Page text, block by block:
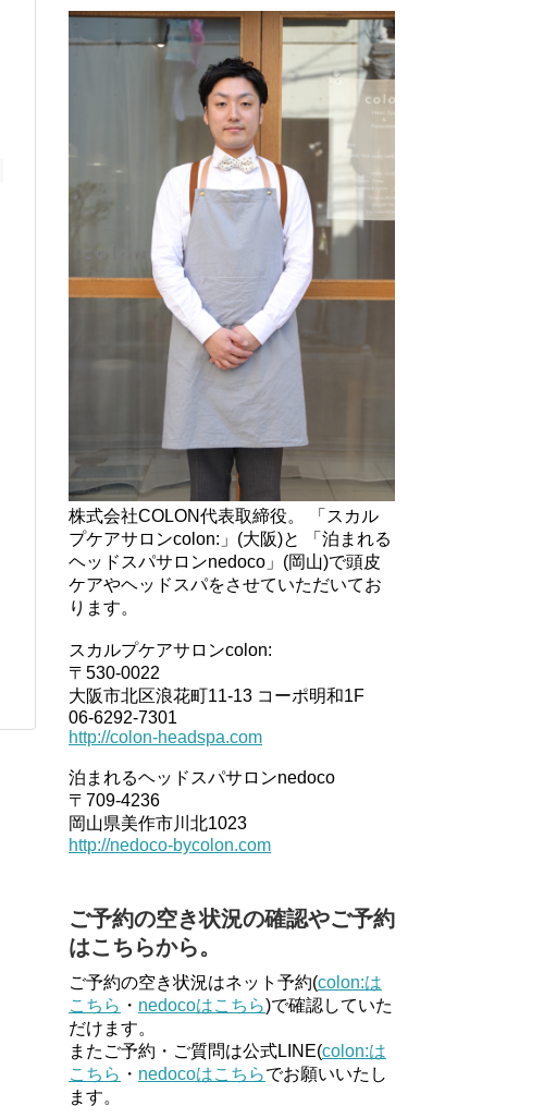
株式会社COLON代表取締役。 「スカル
プケアサロンcolon:」(大阪)と 「泊まれる
ヘッドスパサロンnedoco」(岡山)で頭皮
ケアやヘッドスパをさせていただいてお
ります。
スカルプケアサロンcolon:
〒530-0022
大阪市北区浪花町11-13 コーポ明和1F
06-6292-7301
http://colon-headspa.com
泊まれるヘッドスパサロンnedoco
〒709-4236
岡山県美作市川北1023
http://nedoco-bycolon.com
ご予約の空き状況の確認やご予約
はこちらから。
ご予約の空き状況はネット予約(colon:は
こちら ・ nedocoはこちら)で確認していた
だけます。
またご予約・ご質問は公式LINE(colon:は
こちら ・ nedocoはこちらでお願いいたし
ます。